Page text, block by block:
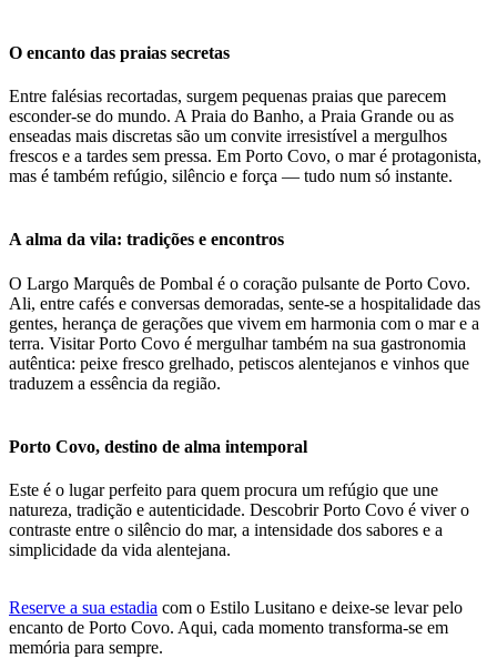
O encanto das praias secretas
Entre falésias recortadas, surgem pequenas praias que parecem
esconder-se do mundo. A Praia do Banho, a Praia Grande ou as
enseadas mais discretas são um convite irresistível a mergulhos
frescos e a tardes sem pressa. Em Porto Covo, o mar é protagonista,
mas é também refúgio, silêncio e força — tudo num só instante.
A alma da vila: tradições e encontros
O Largo Marquês de Pombal é o coração pulsante de Porto Covo.
Ali, entre cafés e conversas demoradas, sente-se a hospitalidade das
gentes, herança de gerações que vivem em harmonia com o mar e a
terra. Visitar Porto Covo é mergulhar também na sua gastronomia
autêntica: peixe fresco grelhado, petiscos alentejanos e vinhos que
traduzem a essência da região.
Porto Covo, destino de alma intemporal
Este é o lugar perfeito para quem procura um refúgio que une
natureza, tradição e autenticidade. Descobrir Porto Covo é viver o
contraste entre o silêncio do mar, a intensidade dos sabores e a
simplicidade da vida alentejana.
Reserve a sua estadia com o Estilo Lusitano e deixe-se levar pelo
encanto de Porto Covo. Aqui, cada momento transforma-se em
memória para sempre.